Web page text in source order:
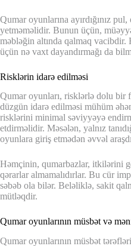
Qumar oyunlarına ayırdığınız
yetməməlidir. Bunun üçün,
məbləğin altında qalmaq
üçün nə vaxt dayandırmağı da
Risklərin idarə edilməsi
Qumar oyunları, risklərlə dolu bir
düzgün idarə edilməsi mühüm
risklərini minimal səviyyəyə
etdirməlidir. Məsələn, yalnız
oyunlara giriş etmədən əvvəl
Həmçinin, qumarbazlar, itkilərini
qərarlar almamalıdırlar. Bu cür
səbəb ola bilər. Beləliklə, sakit
mütləqdir.
Qumar oyunlarının müsbət və
Qumar oyunlarının müsbət